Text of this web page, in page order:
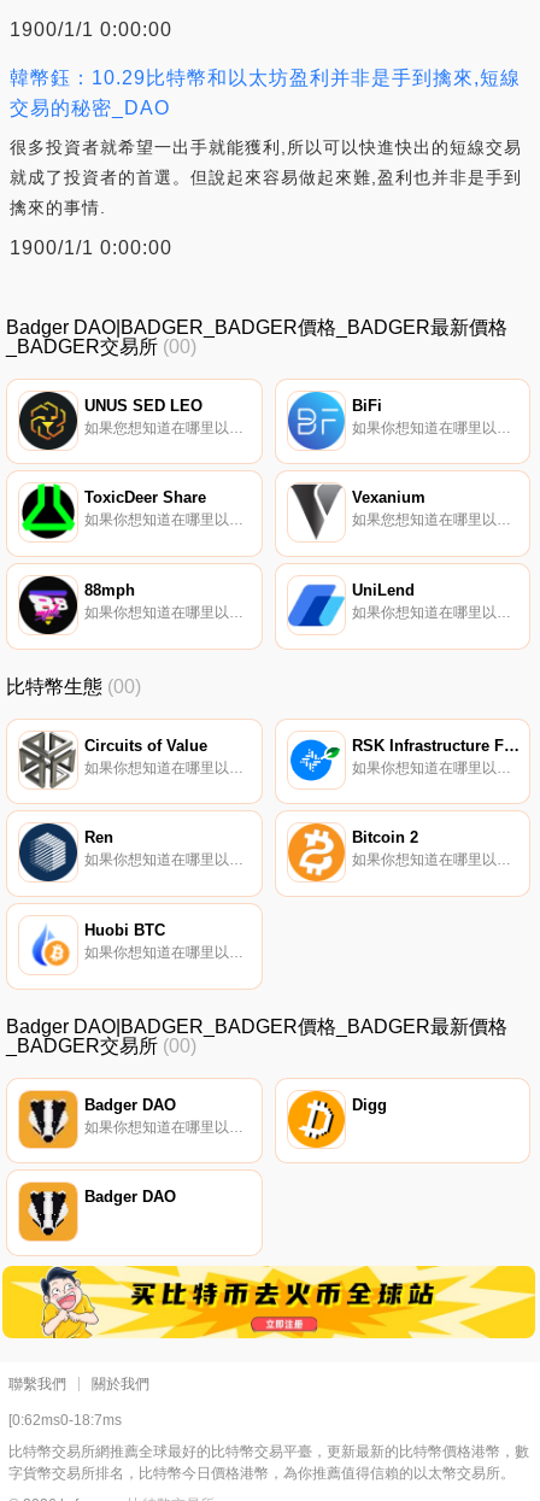
1900/1/1 0:00:00
韓幣鈺：10.29比特幣和以太坊盈利并非是手到擒來,短線
交易的秘密_DAO
很多投資者就希望一出手就能獲利,所以可以快進快出的短線交易
就成了投資者的首選。但說起來容易做起來難,盈利也并非是手到
擒來的事情.
1900/1/1 0:00:00
Badger DAO|BADGER_BADGER價格_BADGER最新價格
_BADGER交易所 (00)
UNUS SED LEO BiFi
ToxicDeer Share
如果你想知道在哪里以當前價格購買ToxicDeer Share,目前交易{ToxicDeer Share]股票的頂級加密貨幣交易所是MM Finance（Cronos）。您可以在我們的加密貨幣交易所頁面上找到其他列表.
Vexanium
如果您想知道在哪里以當前價格購買Vexanium,目前交易｛VEXnname｝股票的頂級加密貨幣交易所是MEXC、ProBit Global、Indodax和digitalexchange.id。您可以在我們的加密貨幣交易所頁面上找到其他交易所.
88mph
如果你想知道在哪里以當前價格購買88mph,目前交易{88mph]股票的頂級加密貨幣交易所是CoinW、Gate.io、MEXC、Uniswap（V2）和Balancer（V2）。您可以在我們的加密貨幣交易所頁面上找到其他列表。在您的加密貨幣上賺取固定利率的利息。賺取MPH獎勵.
UniLend
如果你想知道在哪里以當前價格購買UniLend,目前交易{UniLend]股票的頂級加密貨幣交易所是Binance、Bitrue、CoinTiger、BingX和TapUFTt。您可以在我們的加密貨幣交易所頁面上找到其他列表.
比特幣生態 (00)
Circuits of Value RSK Infrastructure Framework
Ren
如果你想知道在哪里以當前價格購買Ren,目前交易{Ren]股票的頂級加密貨幣交易所是Binance、OKX、Deepcoin、Bitrue和CoinW。您可以在我們的加密貨幣交易所頁面上找到其他列表.
Bitcoin 2
如果你想知道在哪里以當前價格購買Bitcoin 2,目前交易{Bitcoin 2]股票的頂級加密貨幣交易所是XT.COM和StakeCube。您可以在我們的加密貨幣交易所頁面上找到其他列表.
Huobi BTC
如果你想知道在哪里以當前價格購買HuoHBTC BTC,目前交易{HuoHBTC BTC]股票的頂級加密貨幣交易所是FMFW.io、MDEX、DeFi Swap和MakiSwap。您可以在我們的加密貨幣交易所頁面上找到其他列表.
Badger DAO|BADGER_BADGER價格_BADGER最新價格
_BADGER交易所 (00)
Badger DAO Digg
Badger DAO
聯繫我們 關於我們
[0:62ms0-18:7ms
比特幣交易所網推薦全球最好的比特幣交易平臺，更新最新的比特幣價格港幣，數
字貨幣交易所排名，比特幣今日價格港幣，為你推薦值得信賴的以太幣交易所。